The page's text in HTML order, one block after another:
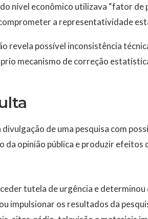
nível econômico utilizava “fator de
a representatividade
revela possível inconsistência
mecanismo de correção
de uma pesquisa com
opinião pública e produzir efeitos
tutela de urgência e determinou
impulsionar os resultados da